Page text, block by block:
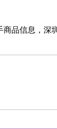
品信息，